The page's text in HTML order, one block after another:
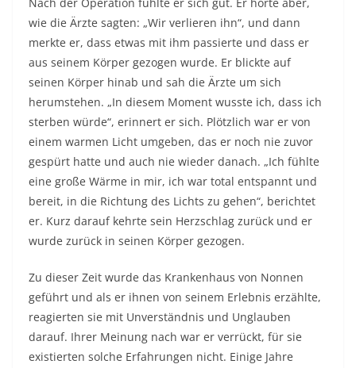
Nach der Operation fühlte er sich gut. Er hörte aber,
wie die Ärzte sagten: „Wir verlieren ihn“, und dann
merkte er, dass etwas mit ihm passierte und dass er
aus seinem Körper gezogen wurde. Er blickte auf
seinen Körper hinab und sah die Ärzte um sich
herumstehen. „In diesem Moment wusste ich, dass ich
sterben würde“, erinnert er sich. Plötzlich war er von
einem warmen Licht umgeben, das er noch nie zuvor
gespürt hatte und auch nie wieder danach. „Ich fühlte
eine große Wärme in mir, ich war total entspannt und
bereit, in die Richtung des Lichts zu gehen“, berichtet
er. Kurz darauf kehrte sein Herzschlag zurück und er
wurde zurück in seinen Körper gezogen.
Zu dieser Zeit wurde das Krankenhaus von Nonnen
geführt und als er ihnen von seinem Erlebnis erzählte,
reagierten sie mit Unverständnis und Unglauben
darauf. Ihrer Meinung nach war er verrückt, für sie
existierten solche Erfahrungen nicht. Einige Jahre